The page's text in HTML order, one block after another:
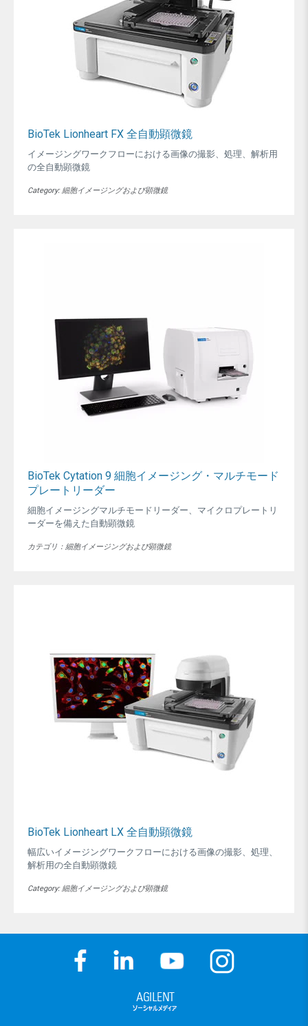
BioTek Lionheart FX 全自動顕微鏡
イメージングワークフローにおける画像の撮影、処理、解析用
の全自動顕微鏡
Category: 細胞イメージングおよび顕微鏡
BioTek Cytation 9 細胞イメージング・マルチモード
プレートリーダー
細胞イメージングマルチモードリーダー、マイクロプレートリ
ーダーを備えた自動顕微鏡
カテゴリ：細胞イメージングおよび顕微鏡
BioTek Lionheart LX 全自動顕微鏡
幅広いイメージングワークフローにおける画像の撮影、処理、
解析用の全自動顕微鏡
Category: 細胞イメージングおよび顕微鏡